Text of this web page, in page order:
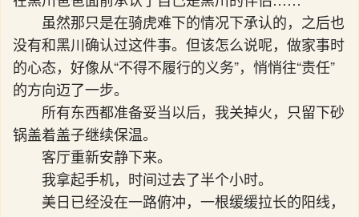
虽然那只是在骑虎难下的情况下承认的，之后也
没有和黑川确认过这件事。但该怎么说呢，做家事时
的心态，好像从“不得不履行的义务”，悄悄往“责任”
的方向迈了一步。
所有东西都准备妥当以后，我关掉火，只留下砂
锅盖着盖子继续保温。
客厅重新安静下来。
我拿起手机，时间过去了半个小时。
美日已经没在一路俯冲，一根缓缓拉长的阳线，